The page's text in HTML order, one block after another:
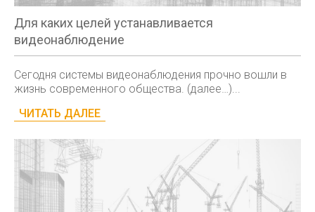
Для каких целей устанавливается
видеонаблюдение
Сегодня системы видеонаблюдения прочно вошли в
жизнь современного общества. (далее…)...
ЧИТАТЬ ДАЛЕЕ